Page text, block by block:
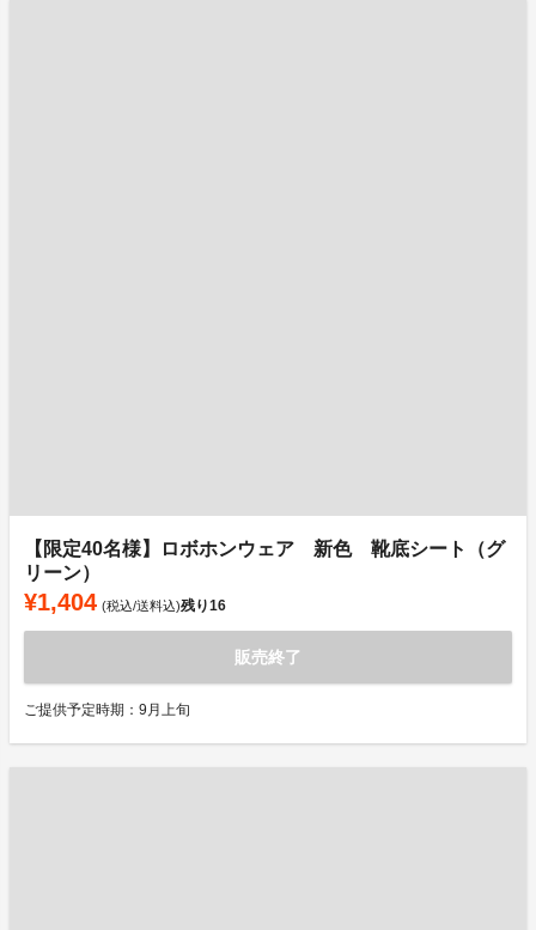
【限定40名様】ロボホンウェア 新色 靴底シート（グ
リーン）
¥1,404 (税込/送料込)残り16
販売終了
ご提供予定時期：9月上旬